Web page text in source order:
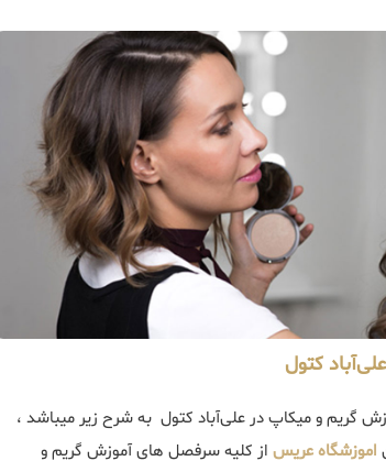
کتول
و میکاپ در علی‌آباد کتول به شرح زیر میباشد ،
اموزشگاه عریس از کلیه سرفصل های آموزش گریم و